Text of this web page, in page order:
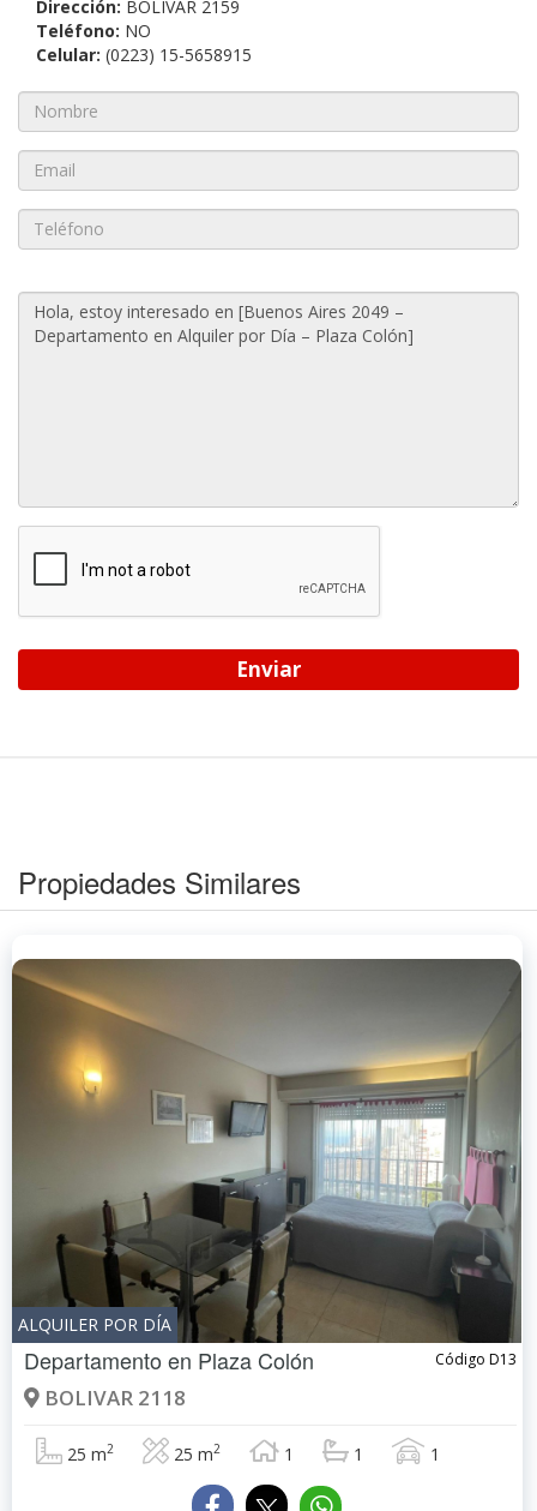
Dirección: BOLIVAR 2159
Teléfono: NO
Celular: (0223) 15-5658915
Enviar
Propiedades Similares
ALQUILER POR DÍA
Departamento en Plaza Colón Código D13
BOLIVAR 2118
25 m2 25 m2 1 1 1